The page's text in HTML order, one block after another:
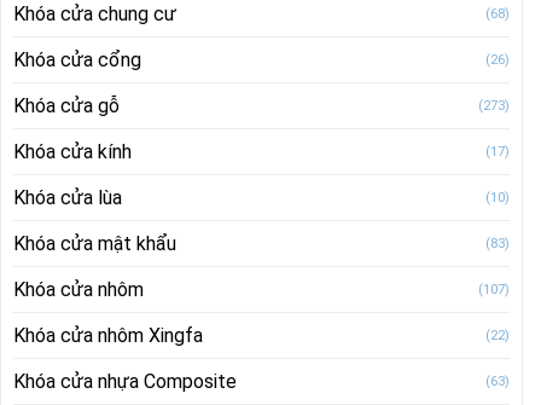
Khóa cửa chung cư (68)
Khóa cửa cổng (26)
Khóa cửa gỗ (273)
Khóa cửa kính (17)
Khóa cửa lùa (10)
Khóa cửa mật khẩu (83)
Khóa cửa nhôm (107)
Khóa cửa nhôm Xingfa (22)
Khóa cửa nhựa Composite (63)